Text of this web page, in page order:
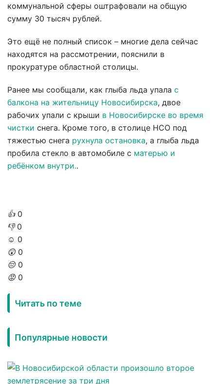
коммунальной сферы оштрафовали на общую
сумму 30 тысяч рублей.
Это ещё не полный список – многие дела сейчас
находятся на рассмотрении, пояснили в
прокуратуре областной столицы.
Ранее мы сообщали, как глыба льда упала с
балкона на жительницу Новосибирска, двое
рабочих упали с крыши в Новосибирске во время
чистки снега. Кроме того, в столице НСО под
тяжестью снега рухнула остановка, а глыба льда
пробила стекло в автомобиле с матерью и
ребёнком внутри..
👍 0
👎 0
☺️ 0
😲 0
😔 0
😡 0
Читать по теме
Популярные новости